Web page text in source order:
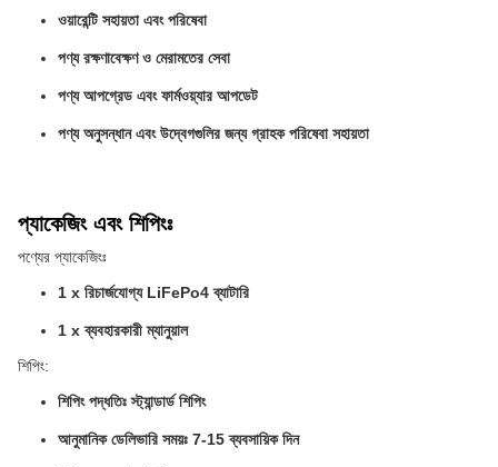
ওয়ারেন্টি সহায়তা এবং পরিষেবা
পণ্য রক্ষণাবেক্ষণ ও মেরামতের সেবা
পণ্য আপগ্রেড এবং ফার্মওয়্যার আপডেট
পণ্য অনুসন্ধান এবং উদ্বেগগুলির জন্য গ্রাহক পরিষেবা সহায়তা
প্যাকেজিং এবং শিপিংঃ
পণ্যের প্যাকেজিংঃ
1 x রিচার্জযোগ্য LiFePo4 ব্যাটারি
1 x ব্যবহারকারী ম্যানুয়াল
শিপিং:
শিপিং পদ্ধতিঃ স্ট্যান্ডার্ড শিপিং
আনুমানিক ডেলিভারি সময়ঃ 7-15 ব্যবসায়িক দিন